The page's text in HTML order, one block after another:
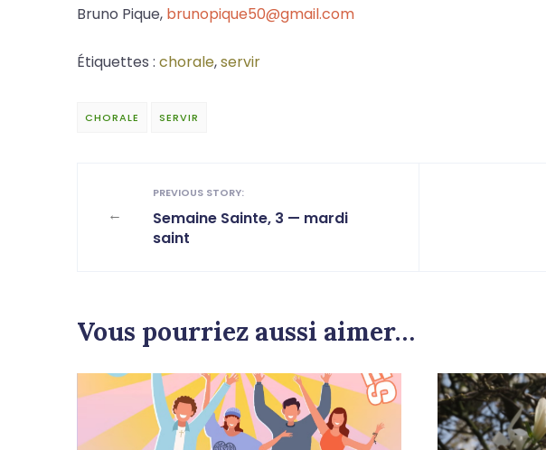
Bruno Pique, brunopique50@gmail.com
Étiquettes : chorale,servir
CHORALE SERVIR
←
PREVIOUS STORY:
Semaine Sainte, 3 — mardi
saint
Vous pourriez aussi aimer…